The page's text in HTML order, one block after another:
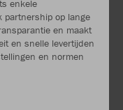
enkele
partnership op lange
en maakt
en snelle levertijden
en normen